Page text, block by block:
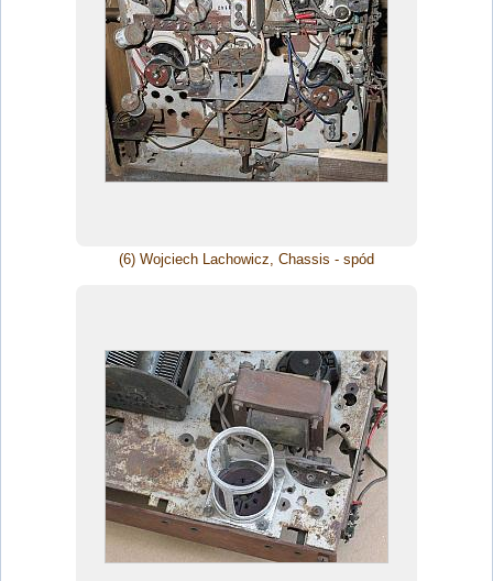
(6) Wojciech Lachowicz, Chassis - spód